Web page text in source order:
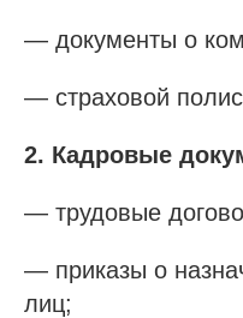
— документы о
— страховой
2. Кадровые
— трудовые
— приказы о
лиц;